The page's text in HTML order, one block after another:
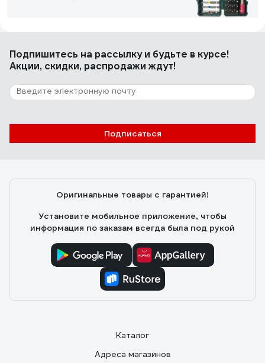
Цена, качество
116 отзывов
Подпишитесь на рассылкуи будьте в курсе!
Акции, скидки, распродажи ждут!
Подписаться
Оригинальные товары с гарантией!
Установите мобильное приложение, чтобы
информация по заказам всегда была под рукой
Каталог
Адреса магазинов